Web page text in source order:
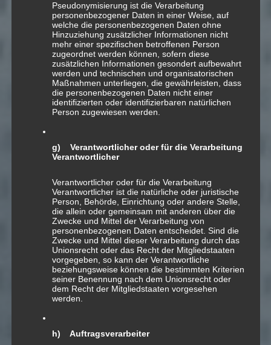
anhören:Apple Music| Spotify|Deezer|
…
1 | Maestro (2’12»)
4 | Lyric (4’36»)
5 |Cheers (4’28»)
7 | Flying Train (4’00»)
( 2019 © Marcel Oetiker )
Pseudonymisierung ist die Verarbeitung
personenbezogener Daten in einer Weise, auf
welche die personenbezogenen Daten ohne
Hinzuziehung zusätzlicher Informationen nicht
mehr einer spezifischen betroffenen Person
zugeordnet werden können, sofern diese
zusätzlichen Informationen gesondert aufbewahrt
werden und technischen und organisatorischen
Maßnahmen unterliegen, die gewährleisten, dass
die personenbezogenen Daten nicht einer
identifizierten oder identifizierbaren natürlichen
Person zugewiesen werden.
g) Verantwortlicher oder für die Verarbeitung
Verantwortlicher
Verantwortlicher oder für die Verarbeitung
Verantwortlicher ist die natürliche oder juristische
Person, Behörde, Einrichtung oder andere Stelle,
die allein oder gemeinsam mit anderen über die
Zwecke und Mittel der Verarbeitung von
personenbezogenen Daten entscheidet. Sind die
Zwecke und Mittel dieser Verarbeitung durch das
Unionsrecht oder das Recht der Mitgliedstaaten
vorgegeben, so kann der Verantwortliche
beziehungsweise können die bestimmten Kriterien
seiner Benennung nach dem Unionsrecht oder
dem Recht der Mitgliedstaaten vorgesehen
werden.
h) Auftragsverarbeiter